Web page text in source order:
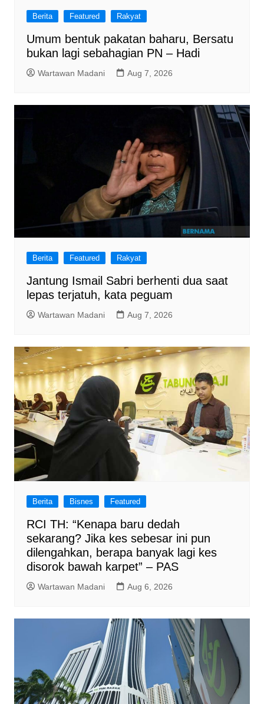
Berita Featured Rakyat
Umum bentuk pakatan baharu, Bersatu
bukan lagi sebahagian PN – Hadi
Wartawan Madani Aug 7, 2026
Berita Featured Rakyat
Jantung Ismail Sabri berhenti dua saat
lepas terjatuh, kata peguam
Wartawan Madani Aug 7, 2026
Berita Bisnes Featured
RCI TH: “Kenapa baru dedah
sekarang? Jika kes sebesar ini pun
dilengahkan, berapa banyak lagi kes
disorok bawah karpet” – PAS
Wartawan Madani Aug 6, 2026